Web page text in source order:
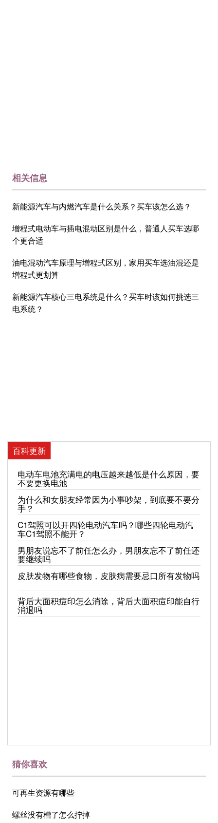
相关信息
新能源汽车与内燃汽车是什么关系？买车该怎么选？
增程式电动车与插电混动区别是什么，普通人买车选哪
个更合适
油电混动汽车原理与增程式区别，家用买车选油混还是
增程式更划算
新能源汽车核心三电系统是什么？买车时该如何挑选三
电系统？
百科更新
电动车电池充满电的电压越来越低是什么原因，要
不要更换电池
为什么和女朋友经常因为小事吵架，到底要不要分
手？
C1驾照可以开四轮电动汽车吗？哪些四轮电动汽
车C1驾照不能开？
男朋友说忘不了前任怎么办，男朋友忘不了前任还
要继续吗
皮肤发物有哪些食物，皮肤病需要忌口所有发物吗
背后大面积痘印怎么消除，背后大面积痘印能自行
消退吗
猜你喜欢
可再生资源有哪些
螺丝没有槽了怎么拧掉